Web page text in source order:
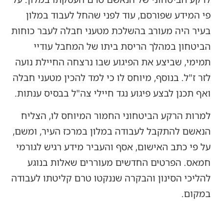
פי המידע שפורסם, עוד לפני שהחל לעבוד במלון
בעיר היה מעורב בהשלכת מטעני חבלה לעבר כוחות
הביטחון במהלך הריסת ביתו של המחבל עודיי
תמימי, שביצע את הפיגוע שבו נרצחה החיילת נועה
לזר ז"ל. בנוסף, מיוחס לו כי למד להכין מטעני חבלה
ואף תכנן לבצע פיגוע נגד חיילי צה"ל בבסיס ענתות.
למרות הרקע הביטחוני החמור המיוחס לו, הצליח
הנאשם להתקבל לעבודה במלון במרכז העיר, ומשם,
על פי כתב האישום, אסף והעביר מידע רגיש לגורמי
חמאס. הפרטים החדשים מעוררים שאלות בנוגע
להליכי הסינון והבקרה שננקטו טרם קליטתו לעבודה
במקום.